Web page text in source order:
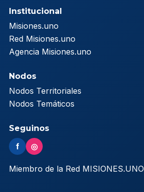
Institucional
Misiones.uno
Red Misiones.uno
Agencia Misiones.uno
Nodos
Nodos Territoriales
Nodos Temáticos
Seguinos
f ◎
Miembro de la Red MISIONES.UNO